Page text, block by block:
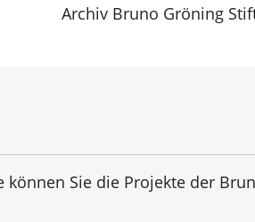
Archiv Bruno Gröning
können Sie die Projekte der